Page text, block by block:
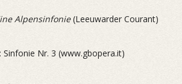
Alpensinfonie(Leeuwarder Courant)
Sinfonie Nr. 3 (www.gbopera.it)